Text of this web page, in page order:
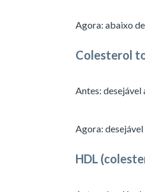
Agora: abaixo
Colesterol
Antes:
Agora:
HDL